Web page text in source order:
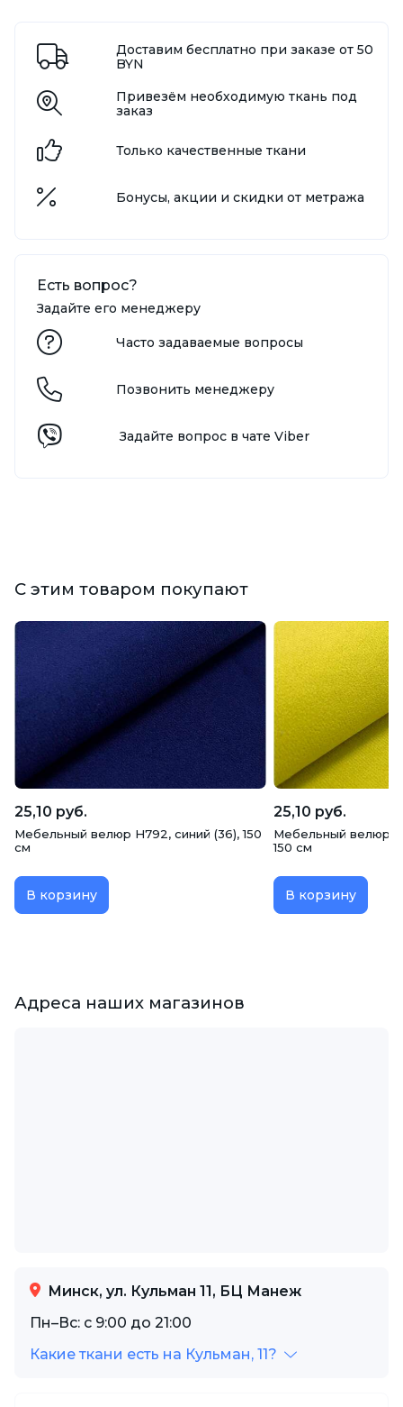
Доставим бесплатно при заказе от 50
BYN
Привезём необходимую ткань под
заказ
Только качественные ткани
Бонусы, акции и скидки от метража
Есть вопрос?
Задайте его менеджеру
Часто задаваемые вопросы
Позвонить менеджеру
Задайте вопрос в чате Viber
С этим товаром покупают
25,10 руб.
Мебельный велюр H792, синий (36), 150
см
В корзину
25,10 руб.
Мебельный велюр
150 см
В корзину
Адреса наших магазинов
Минск, ул. Кульман 11, БЦ Манеж
Пн–Вс: с 9:00 до 21:00
Какие ткани есть на Кульман, 11?